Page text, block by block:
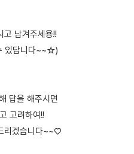
남겨주세용!!
있답니다~~☆)
답을 해주시면
고려하여!!
리겠습니다~~♡